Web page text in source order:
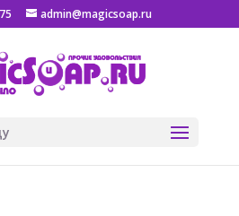
admin@magicsoap.ru